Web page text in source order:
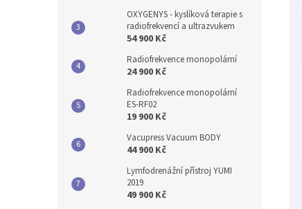
OXYGENYS - kyslíková terapie s
radiofrekvencí a ultrazvukem
54 900 Kč
Radiofrekvence monopolární
24 900 Kč
Radiofrekvence monopolární
ES-RF02
19 900 Kč
Vacupress Vacuum BODY
44 900 Kč
Lymfodrenážní přístroj YUMI
2019
49 900 Kč